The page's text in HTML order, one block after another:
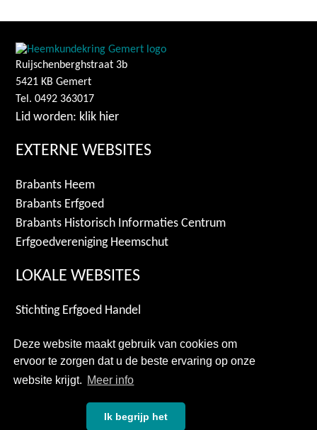
Deze website maakt gebruik van cookies om
ervoor te zorgen dat u de beste ervaring op onze
website krijgt. Meer info
Ik begrijp het
Ruijschenberghstraat 3b
5421 KB Gemert
Tel. 0492 363017
Lid worden: klik hier
EXTERNE WEBSITES
Brabants Heem
Brabants Erfgoed
Brabants Historisch Informaties Centrum
Erfgoedvereniging Heemschut
LOKALE WEBSITES
Stichting Erfgoed Handel
Gemeente Gemert-Bakel
Duitse Orde Gemerth
Privacyverklaring